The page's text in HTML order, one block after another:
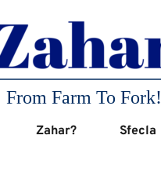
From Farm To Fork!
Zahar? Sfecla